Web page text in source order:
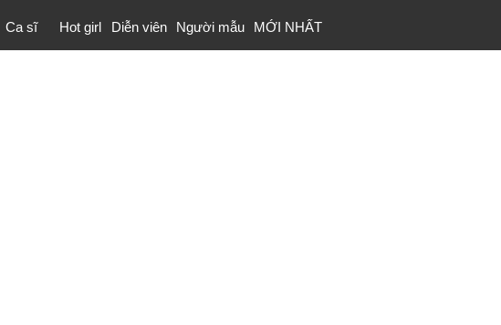
Ca sĩ Hot girl Diễn viên Người mẫu MỚI NHẤT